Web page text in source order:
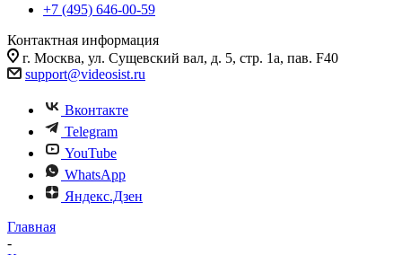
+7 (495) 646-00-59
Контактная информация
г. Москва, ул. Сущевский вал, д. 5, стр. 1а, пав. F40
support@videosist.ru
Вконтакте
Telegram
YouTube
WhatsApp
Яндекс.Дзен
Главная
-